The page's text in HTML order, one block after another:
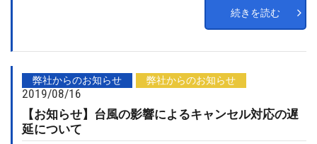
続きを読む
弊社からのお知らせ 弊社からのお知らせ
2019/08/16
【お知らせ】台風の影響によるキャンセル対応の遅
延について